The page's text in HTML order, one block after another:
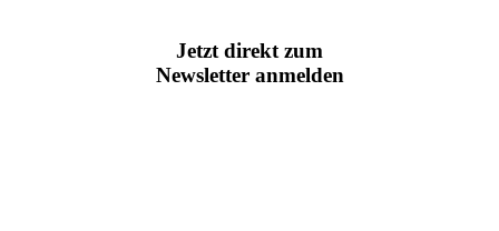
Jetzt direkt zum
Newsletter anmelden